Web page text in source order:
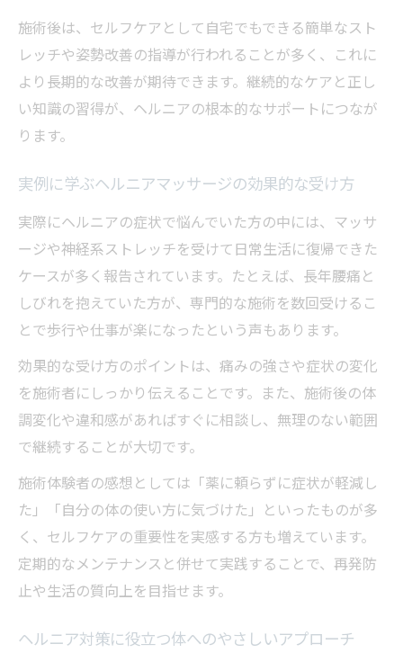
ヘルニア症状緩和と動作改善のポイント解
説
施術後は、セルフケアとして自宅でもできる簡単なスト
レッチや姿勢改善の指導が行われることが多く、これに
より長期的な改善が期待できます。継続的なケアと正し
い知識の習得が、ヘルニアの根本的なサポートにつなが
ります。
実例に学ぶヘルニアマッサージの効果的な受け方
実際にヘルニアの症状で悩んでいた方の中には、マッサ
ージや神経系ストレッチを受けて日常生活に復帰できた
ケースが多く報告されています。たとえば、長年腰痛と
しびれを抱えていた方が、専門的な施術を数回受けるこ
とで歩行や仕事が楽になったという声もあります。
効果的な受け方のポイントは、痛みの強さや症状の変化
を施術者にしっかり伝えることです。また、施術後の体
調変化や違和感があればすぐに相談し、無理のない範囲
で継続することが大切です。
施術体験者の感想としては「薬に頼らずに症状が軽減し
た」「自分の体の使い方に気づけた」といったものが多
く、セルフケアの重要性を実感する方も増えています。
定期的なメンテナンスと併せて実践することで、再発防
止や生活の質向上を目指せます。
ヘルニア対策に役立つ体へのやさしいアプローチ